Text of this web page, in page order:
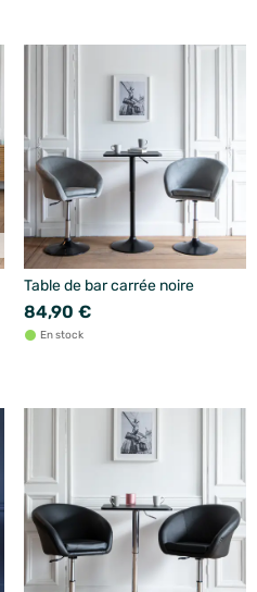
Table de bar carrée noire
84,90 €
En stock